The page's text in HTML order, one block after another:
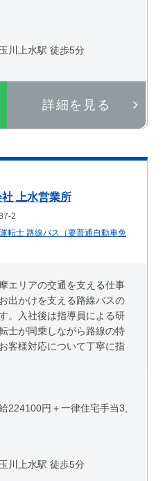
詳細を見る
川上水駅 徒歩5分
上水営業所
2
転士 路線バス（要普通自動車免
エリアの交通を支える仕事
出かけを支える路線バスの
。入社後は指導員による研
士が同乗しながら路線の特
客様対応について丁寧に指
224100円＋一律住宅手当3,
川上水駅 徒歩5分